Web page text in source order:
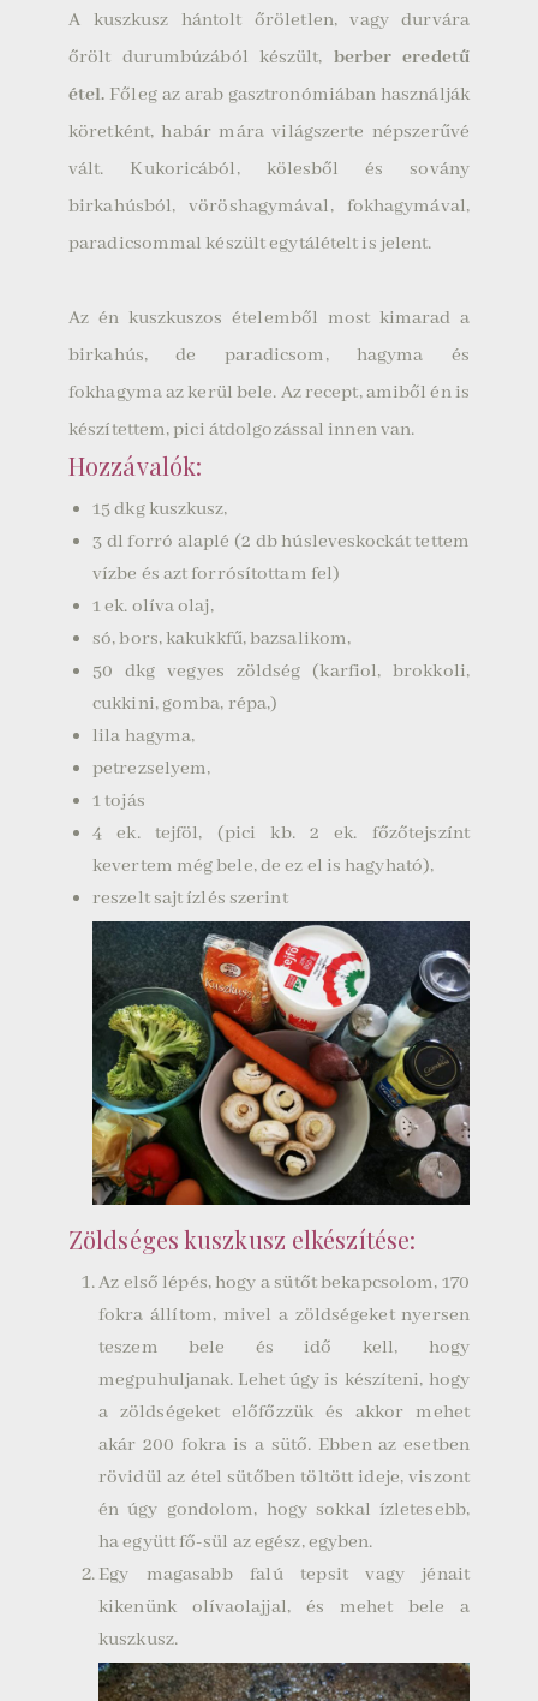
A kuszkusz hántolt őröletlen, vagy durvára
őrölt durumbúzából készült, berber eredetű
étel. Főleg az arab gasztronómiában használják
köretként, habár mára világszerte népszerűvé
vált. Kukoricából, kölesből és sovány
birkahúsból, vöröshagymával, fokhagymával,
paradicsommal készült egytálételt is jelent.
Az én kuszkuszos ételemből most kimarad a
birkahús, de paradicsom, hagyma és
fokhagyma az kerül bele. Az recept, amiből én is
készítettem, pici átdolgozássalinnenvan.
Hozzávalók:
15 dkg kuszkusz,
3 dl forró alaplé (2 db húsleveskockát tettem
vízbe és azt forrósítottam fel)
1 ek. olíva olaj,
só, bors, kakukkfű, bazsalikom,
50 dkg vegyes zöldség (karfiol, brokkoli,
cukkini, gomba, répa,)
lila hagyma,
petrezselyem,
1 tojás
4 ek. tejföl, (pici kb. 2 ek. főzőtejszínt
kevertem még bele, de ez el is hagyható),
reszelt sajt ízlés szerint
Zöldséges kuszkusz elkészítése:
Az első lépés, hogy a sütőt bekapcsolom, 170
fokra állítom, mivel a zöldségeket nyersen
teszem bele és idő kell, hogy
megpuhuljanak. Lehet úgy is készíteni, hogy
a zöldségeket előfőzzük és akkor mehet
akár 200 fokra is a sütő. Ebben az esetben
rövidül az étel sütőben töltött ideje, viszont
én úgy gondolom, hogy sokkal ízletesebb,
ha együtt fő-sül az egész, egyben.
Egy magasabb falú tepsit vagy jénait
kikenünk olívaolajjal, és mehet bele a
kuszkusz.